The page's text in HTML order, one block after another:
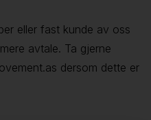
eller fast kunde av oss
avtale. Ta gjerne
dersom dette er